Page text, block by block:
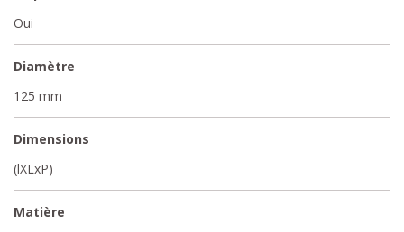
Oui
Diamètre
125 mm
Dimensions
(lXLxP)
Matière